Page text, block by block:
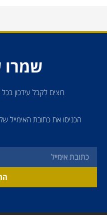
רוצים לקבל עידכון
הכניסו את כתובת האימייל